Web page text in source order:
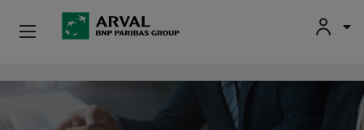
Particuliers
PME & Indépendants